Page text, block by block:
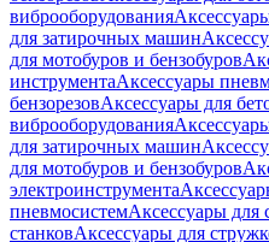
виброоборудования
для затирочных машин
для мотобуров и бензобуров
инструментаАксессуары
бензорезовАксессуары для
виброоборудования
для затирочных машин
для мотобуров и бензобуров
электроинструмента
пневмосистемАксессуары для
станковАксессуары для